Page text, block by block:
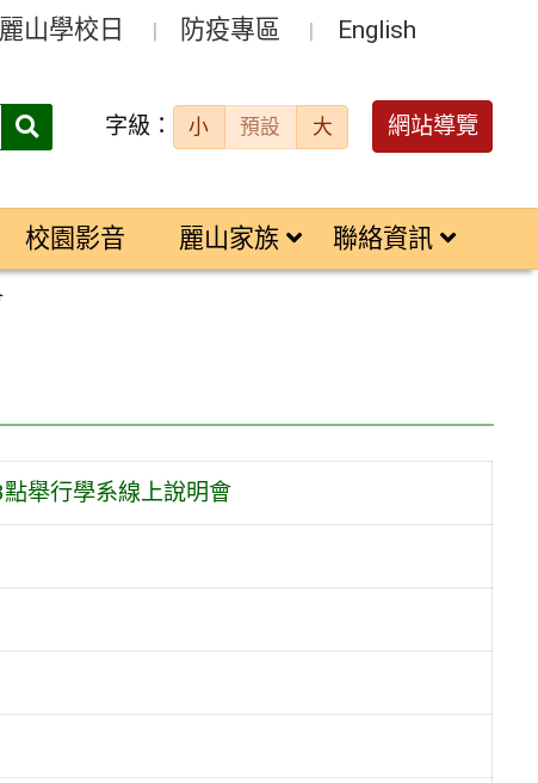
麗山學校日 防疫專區 English
搜
字級： 小 預設 大 網站導覽
校園影音 麗山家族 聯絡資訊
舉行學系線上說明會